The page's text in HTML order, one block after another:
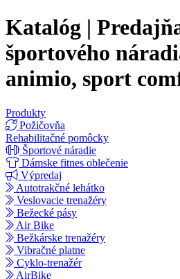
Katalóg |
športového
animio, sport
Produkty
Požičovňa
Rehabilitačné pomôcky
Športové náradie
Dámske fitnes oblečenie
Výpredaj
Autotrakčné lehátko
Veslovacie trenažéry
Bežecké pásy
Air Bike
Bežkárske trenažéry
Vibračné platne
Cyklo-trenažér
AirBike